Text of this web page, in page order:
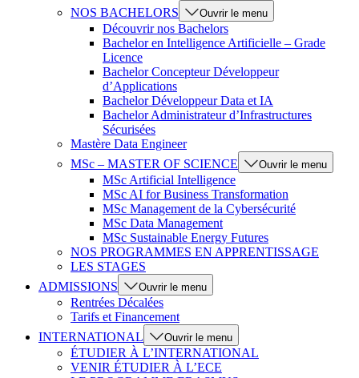
NOS BACHELORS
Ouvrir le menu
Découvrir nos Bachelors
Bachelor en Intelligence Artificielle – Grade
Licence
Bachelor Concepteur Développeur
d’Applications
Bachelor Développeur Data et IA
Bachelor Administrateur d’Infrastructures
Sécurisées
Mastère Data Engineer
MSc – MASTER OF SCIENCE
Ouvrir le menu
MSc Artificial Intelligence
MSc AI for Business Transformation
MSc Management de la Cybersécurité
MSc Data Management
MSc Sustainable Energy Futures
NOS PROGRAMMES EN APPRENTISSAGE
LES STAGES
ADMISSIONS
Ouvrir le menu
Rentrées Décalées
Tarifs et Financement
INTERNATIONAL
Ouvrir le menu
ÉTUDIER À L’INTERNATIONAL
VENIR ÉTUDIER À L’ECE